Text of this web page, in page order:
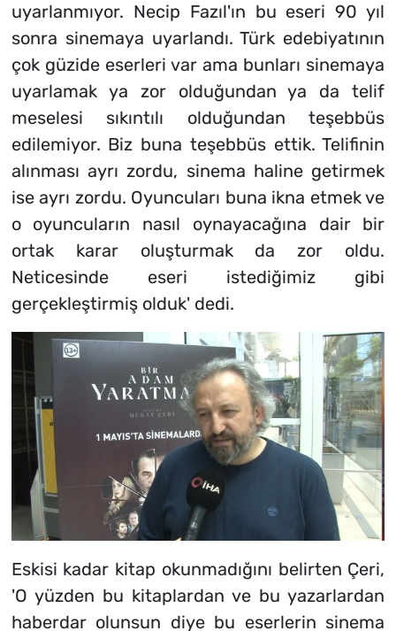
uyarlanmıyor. Necip Fazıl'ın bu eseri 90 yıl
sonra sinemaya uyarlandı. Türk edebiyatının
çok güzide eserleri var ama bunları sinemaya
uyarlamak ya zor olduğundan ya da telif
meselesi sıkıntılı olduğundan teşebbüs
edilemiyor. Biz buna teşebbüs ettik. Telifinin
alınması ayrı zordu, sinema haline getirmek
ise ayrı zordu. Oyuncuları buna ikna etmek ve
o oyuncuların nasıl oynayacağına dair bir
ortak karar oluşturmak da zor oldu.
Neticesinde eseri istediğimiz gibi
gerçekleştirmiş olduk' dedi.
Eskisi kadar kitap okunmadığını belirten Çeri,
'O yüzden bu kitaplardan ve bu yazarlardan
haberdar olunsun diye bu eserlerin sinema